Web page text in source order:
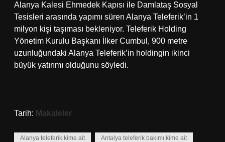
Alanya Kalesi Ehmedek Kapısı ile Damlataş Sosyal
Tesisleri arasında yapımı süren Alanya Teleferik’in 1
milyon kişi taşıması bekleniyor. Teleferik Holding
Yönetim Kurulu Başkanı İlker Cumbul, 900 metre
uzunluğundaki Alanya Teleferik’in holdingin ikinci
büyük yatırımı olduğunu söyledi.
Tarih: Makaleler
Alanya teleferik kime ait Antalya teleferik bakımı kime ait